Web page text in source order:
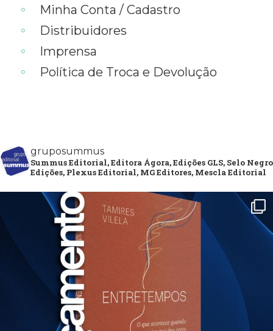
Minha Conta / Cadastro
Distribuidores
Imprensa
Política de Troca e Devolução
gruposummus
Summus Editorial, Editora Ágora, Edições GLS, Selo Negro
Edições, Plexus Editorial, MG Editores, Mescla Editorial